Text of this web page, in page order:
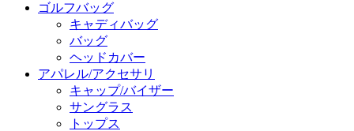
ゴルフバッグ
キャディバッグ
バッグ
ヘッドカバー
アパレル/アクセサリ
キャップ/バイザー
サングラス
トップス